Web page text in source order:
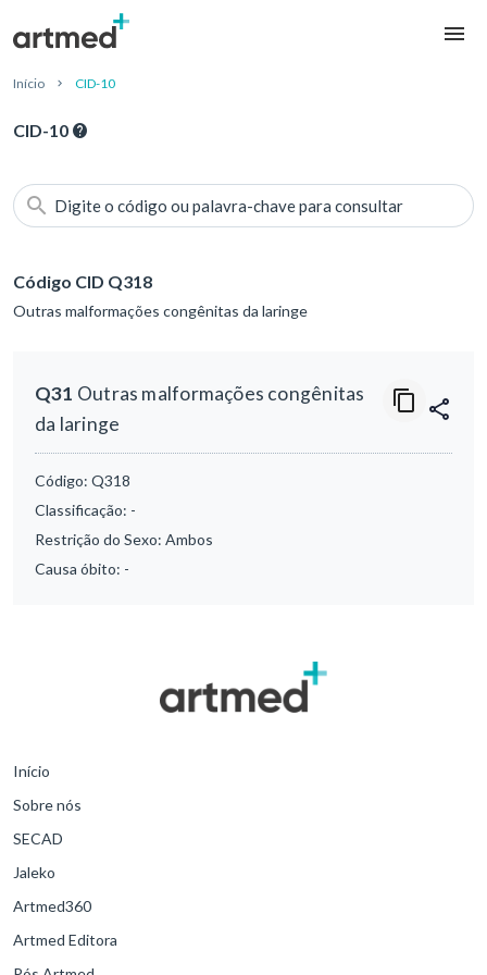
Início CID-10
CID-10
Digite o código ou palavra-chave para consultar
Código CID Q318
Outras malformações congênitas da laringe
Q31 Outras malformações congênitas
da laringe
Código: Q318
Classificação: -
Restrição do Sexo: Ambos
Causa óbito: -
Início
Sobre nós
SECAD
Jaleko
Artmed360
Artmed Editora